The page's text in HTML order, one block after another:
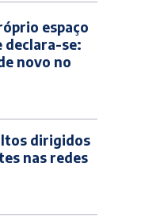
espaço
declara-se:
novo no
dirigidos
nas redes